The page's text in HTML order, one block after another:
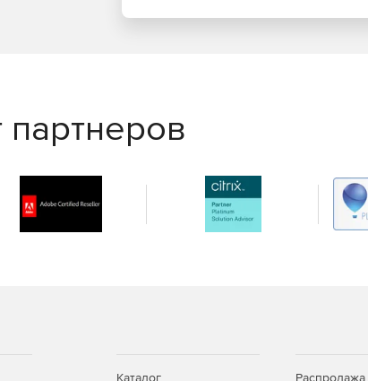
партнеров
Каталог Распродажа